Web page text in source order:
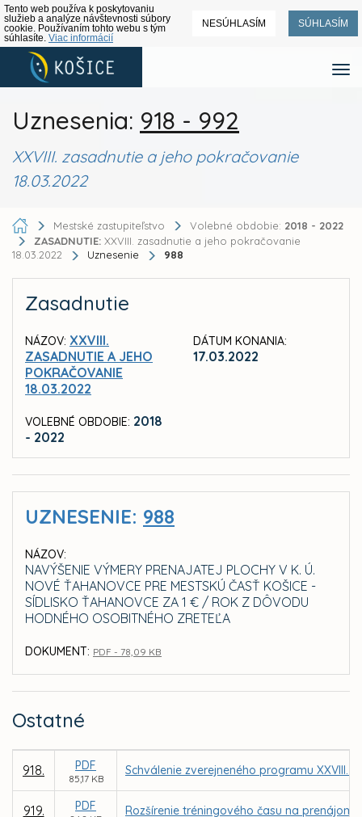
Tento web používa k poskytovaniu
služieb a analýze návštevnosti súbory
cookie. Používaním tohto webu s tým
súhlasíte. Viac informácií
NESÚHLASÍM SÚHLASÍM
Uznesenia: 918 - 992
XXVIII. zasadnutie a jeho pokračovanie
18.03.2022
Mestské zastupiteľstvo Volebné obdobie: 2018 - 2022
ZASADNUTIE: XXVIII. zasadnutie a jeho pokračovanie
18.03.2022
Uznesenie 988
Zasadnutie
NÁZOV: XXVIII.
ZASADNUTIE A JEHO
POKRAČOVANIE
18.03.2022
VOLEBNÉ OBDOBIE: 2018
- 2022
DÁTUM KONANIA:
17.03.2022
UZNESENIE: 988
NÁZOV:
NAVÝŠENIE VÝMERY PRENAJATEJ PLOCHY V K. Ú.
NOVÉ ŤAHANOVCE PRE MESTSKÚ ČASŤ KOŠICE -
SÍDLISKO ŤAHANOVCE ZA 1 € / ROK Z DÔVODU
HODNÉHO OSOBITNÉHO ZRETEĽA
DOKUMENT: PDF - 78,09 KB
Ostatné
918. PDF
85,17 KB
Schválenie zverejneného programu XXVIII.
919. PDF Rozšírenie tréningového času na prenájom